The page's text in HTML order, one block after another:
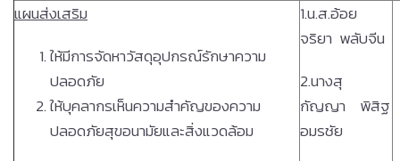
แผนส่งเสริม
ให้มีการจัดหาวัสดุอุปกรณ์รักษาความ
ปลอดภัย
ให้บุคลากรเห็นความสำคัญของความ
ปลอดภัยสุขอนามัยและสิ่งแวดล้อม
1.น.ส.อ้อย
จริยา พลับจีน
2.นางสุ
กัญญา พิสิฐ
อมรชัย